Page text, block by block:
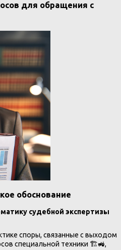
для обращения с
обоснование
судебной экспертизы
споры, связанные с выходом
специальной техники 🏗️🚜,